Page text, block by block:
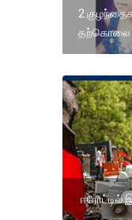
2
தற்கொலை
ஈரோட்டில்